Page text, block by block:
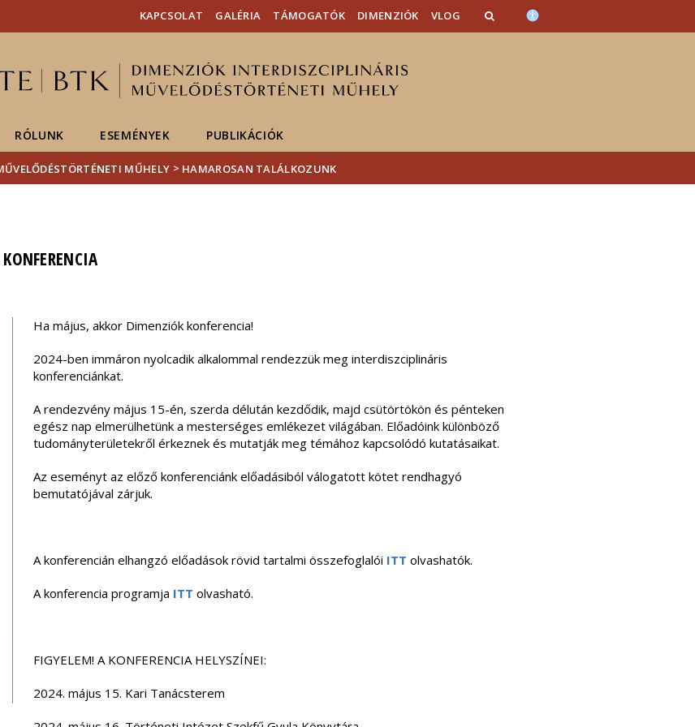
Hírek
Események
ELTE a
KAPCSOLAT GALÉRIA TÁMOGATÓK DIMENZIÓK VLOG
RÓLUNK ESEMÉNYEK PUBLIKÁCIÓK
MŰHELY > HAMAROSAN TALÁLKOZUNK
Ha május, akkor Dimenziók konferencia!
2024-ben immáron nyolcadik alkalommal rendezzük meg interdiszciplináris
konferenciánkat.
A rendezvény május 15-én, szerda délután kezdődik, majd csütörtökön és pénteken
egész nap elmerülhetünk a mesterséges emlékezet világában. Előadóink különböző
tudományterületekről érkeznek és mutatják meg témához kapcsolódó kutatásaikat.
Az eseményt az előző konferenciánk előadásiból válogatott kötet rendhagyó
bemutatójával zárjuk.
A konferencián elhangzó előadások rövid tartalmi összefoglalói ITT olvashatók.
A konferencia programja ITT olvasható.
FIGYELEM! A KONFERENCIA HELYSZÍNEI:
2024. május 15. Kari Tanácsterem